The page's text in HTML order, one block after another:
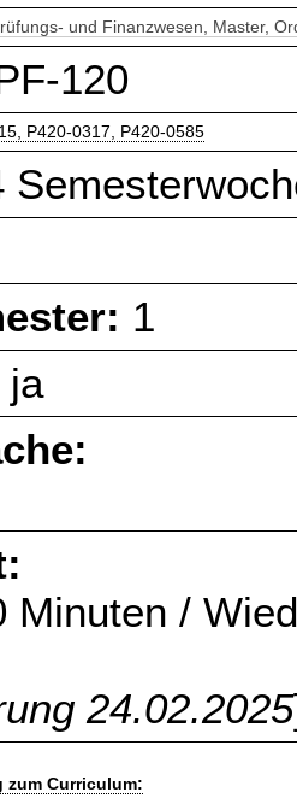
und Finanzwesen, Master,
120
P420-0317, P420-0585
1
ja
Minuten /
24.02.2025
zum Curriculum: